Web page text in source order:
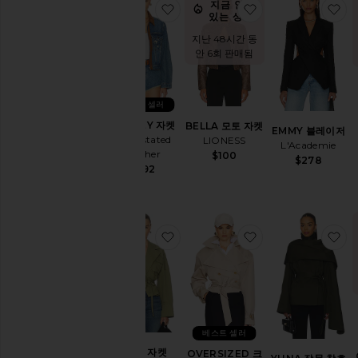
HORSEY 자켓
Understated
Leather
$292
베스트 셀러
찜상품HORSEY 자켓
지금 인기
있는 상품!
지난 48시간 동
안 6회 판매됨
BELLA 모토 자켓
LIONESS
$100
찜상품BELLA 모
EMMY 블레이저
L'Academie
$278
MARI 자켓
찜상품MARI 자켓
OVERSIZED 크
베스트 셀러
찜상품